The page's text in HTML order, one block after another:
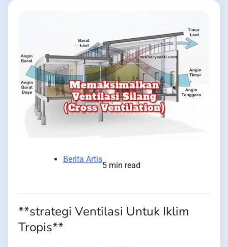
Berita Artis
5 min read
**strategi Ventilasi Untuk Iklim
Tropis**